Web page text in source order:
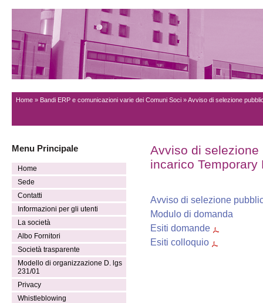
Home » Bandi ERP e comunicazioni varie dei Comuni Soci » Avviso di selezione
Menu Principale
Home
Sede
Contatti
Informazioni per gli utenti
La società
Albo Fornitori
Società trasparente
Modello di organizzazione D. lgs
231/01
Privacy
Whistleblowing
Avviso di
incarico Temporary
Avviso di selezione
Modulo di domanda
Esiti domande
Esiti colloquio